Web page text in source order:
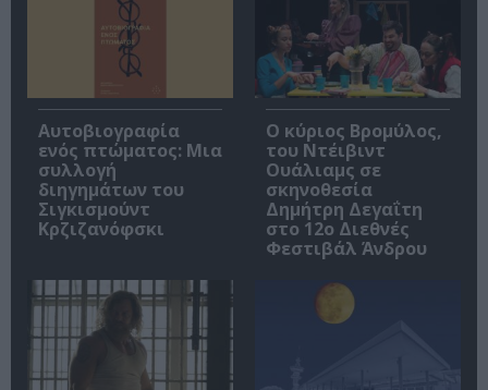
Αυτοβιογραφία
ενός πτώματος: Μια
συλλογή
διηγημάτων του
Σιγκισμούντ
Κρζιζανόφσκι
O κύριος Βρομύλος,
του Ντέιβιντ
Ουάλιαμς σε
σκηνοθεσία
Δημήτρη Δεγαΐτη
στο 12ο Διεθνές
Φεστιβάλ Άνδρου